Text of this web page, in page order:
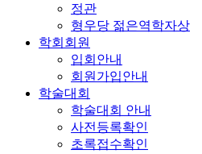
정관
형우당 젊은역학자상
학회회원
입회안내
회원가입안내
학술대회
학술대회 안내
사전등록확인
초록접수확인